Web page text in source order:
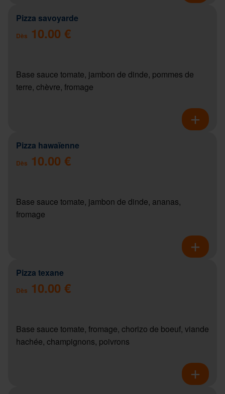
Pizza savoyarde
Dès 10.00 €
Base sauce tomate, jambon de dinde, pommes de
terre, chèvre, fromage
Pizza hawaïenne
Dès 10.00 €
Base sauce tomate, jambon de dinde, ananas,
fromage
Pizza texane
Dès 10.00 €
Base sauce tomate, fromage, chorizo de boeuf, viande
hachée, champignons, poivrons